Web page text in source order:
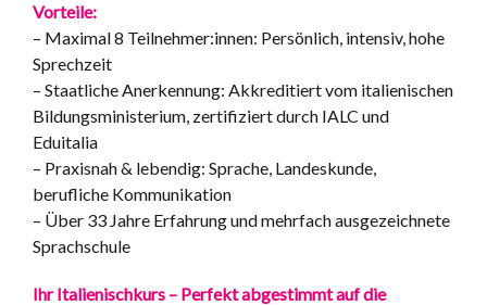
Vorteile:
– Maximal 8 Teilnehmer:innen: Persönlich, intensiv, hohe
Sprechzeit
– Staatliche Anerkennung: Akkreditiert vom italienischen
Bildungsministerium, zertifiziert durch IALC und
Eduitalia
– Praxisnah & lebendig: Sprache, Landeskunde,
berufliche Kommunikation
– Über 33 Jahre Erfahrung und mehrfach ausgezeichnete
Sprachschule
Ihr Italienischkurs – Perfekt abgestimmt auf die